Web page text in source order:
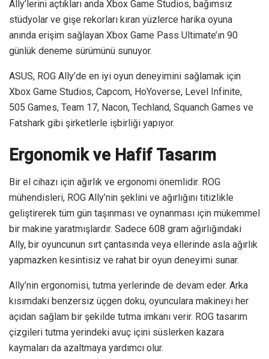
Ally’lerini açtıkları anda Xbox Game Studios, bağımsız
stüdyolar ve gişe rekorları kıran yüzlerce harika oyuna
anında erişim sağlayan Xbox Game Pass Ultimate’ın 90
günlük deneme sürümünü sunuyor.
ASUS, ROG Ally’de en iyi oyun deneyimini sağlamak için
Xbox Game Studios, Capcom, HoYoverse, Level Infinite,
505 Games, Team 17, Nacon, Techland, Squanch Games ve
Fatshark gibi şirketlerle işbirliği yapıyor.
Ergonomik ve Hafif Tasarım
Bir el cihazı için ağırlık ve ergonomi önemlidir. ROG
mühendisleri, ROG Ally’nin şeklini ve ağırlığını titizlikle
geliştirerek tüm gün taşınması ve oynanması için mükemmel
bir makine yaratmışlardır. Sadece 608 gram ağırlığındaki
Ally, bir oyuncunun sırt çantasında veya ellerinde asla ağırlık
yapmazken kesintisiz ve rahat bir oyun deneyimi sunar.
Ally’nin ergonomisi, tutma yerlerinde de devam eder. Arka
kısımdaki benzersiz üçgen doku, oyunculara makineyi her
açıdan sağlam bir şekilde tutma imkanı verir. ROG tasarım
çizgileri tutma yerindeki avuç içini süslerken kazara
kaymaları da azaltmaya yardımcı olur.